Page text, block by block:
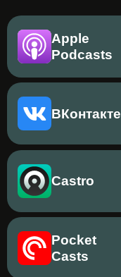
Apple
Podcasts
ВКонтакте
Castro
Pocket
Casts